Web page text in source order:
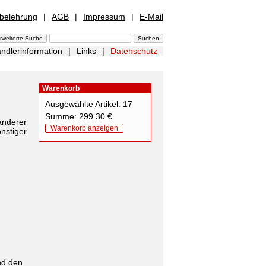
| AGB | Impressum | E-Mail
| Links |
Datenschutz
den
Warenkorb
Ausgewählte Artikel: 17
Summe: 299.30 €
Warenkorb anzeigen